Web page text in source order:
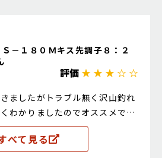
－１８０Ｍキス先調子８：２
評価★ ★ ★ ☆ ☆
ましたがトラブル無く沢山釣れ
わかりましたのでオススメで
べて見る